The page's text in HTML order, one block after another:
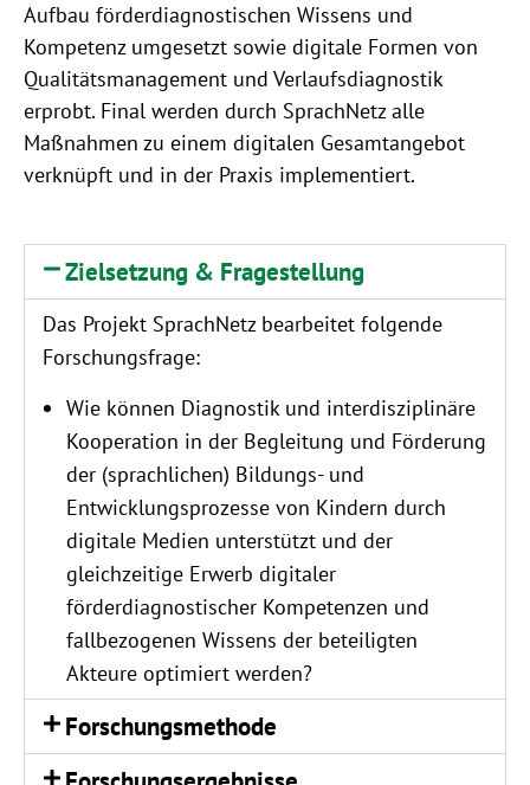
Aufbau förderdiagnostischen Wissens und
Kompetenz umgesetzt sowie digitale Formen von
Qualitätsmanagement und Verlaufsdiagnostik
erprobt. Final werden durch SprachNetz alle
Maßnahmen zu einem digitalen Gesamtangebot
verknüpft und in der Praxis implementiert.
Zielsetzung & Fragestellung
Das Projekt SprachNetz bearbeitet folgende
Forschungsfrage:
Wie können Diagnostik und interdisziplinäre
Kooperation in der Begleitung und Förderung
der (sprachlichen) Bildungs- und
Entwicklungsprozesse von Kindern durch
digitale Medien unterstützt und der
gleichzeitige Erwerb digitaler
förderdiagnostischer Kompetenzen und
fallbezogenen Wissens der beteiligten
Akteure optimiert werden?
Forschungsmethode